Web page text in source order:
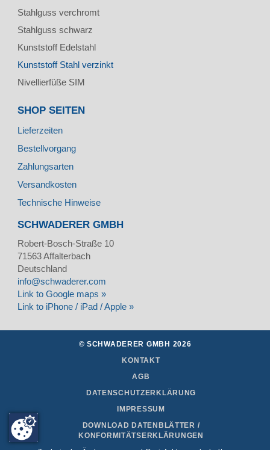
Stahlguss verchromt
Stahlguss schwarz
Kunststoff Edelstahl
Kunststoff Stahl verzinkt
Nivellierfüße SIM
SHOP SEITEN
Lieferzeiten
Bestellvorgang
Zahlungsarten
Versandkosten
Technische Hinweise
SCHWADERER GMBH
Robert-Bosch-Straße 10
71563Affalterbach
Deutschland
info@schwaderer.com
Link to Google maps »
Link to iPhone / iPad / Apple »
© SCHWADERER GMBH 2026
KONTAKT
AGB
DATENSCHUTZERKLÄRUNG
IMPRESSUM
DOWNLOAD DATENBLÄTTER /
KONFORMITÄTSERKLÄRUNGEN